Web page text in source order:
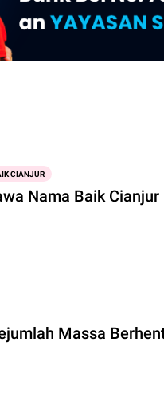
CIANJUR
Nama Baik Cianjur
Massa